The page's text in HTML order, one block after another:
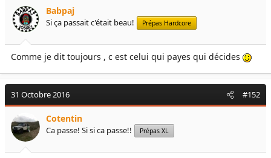
e
a
i
s
c
u
s
s
i
o
n
é
b
u
Babpaj
Si ça passait c'était beau! Prépas Hardcore
Comme je dit toujours , c est celui qui payes qui décides
31 Octobre 2016 #152
Cotentin
Ca passe! Si si ca passe!! Prépas XL